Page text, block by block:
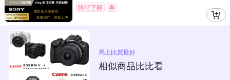
限時下殺 券
馬上比買最好
相似商品比比看